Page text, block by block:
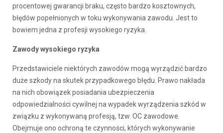
procentowej gwarancji braku, często bardzo kosztownych,
błędów popełnionych w toku wykonywania zawodu. Jest to
bowiem jedna z profesji wysokiego ryzyka.
Zawody wysokiego ryzyka
Przedstawiciele niektórych zawodów mogą wyrządzić bardzo
duże szkody na skutek przypadkowego błędu. Prawo nakłada
na nich obowiązek posiadania ubezpieczenia
odpowiedzialności cywilnej na wypadek wyrządzenia szkód w
związku z wykonywaną profesją, tzw. OC zawodowe.
Obejmuje ono ochroną te czynności, których wykonywanie